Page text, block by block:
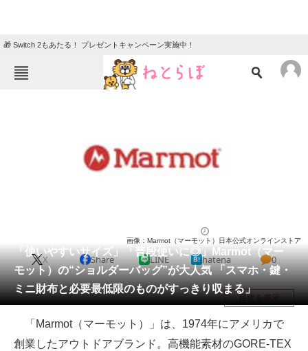
🎁 Switch 2もあたる！ プレゼントキャンペーン実施中！
地域
会員記事
メディア
注目記事を集めた総合ページ
ITの今と未来を見通す
「使いやすいサイズ」「普段使いに◎」Marmot（マー
モット）の“ショルダーバッグ”が大人気 「スマホ・鍵・
ミニ財布と必要最低限のものがすっきり収まる」
画像：Marmot（マーモット）日本公式オンラインストア
X Share LINE hatena 0
目次を表示
「Marmot（マーモット）」は、1974年にアメリカで
創業したアウトドアブランド。高機能素材のGORE-TEX